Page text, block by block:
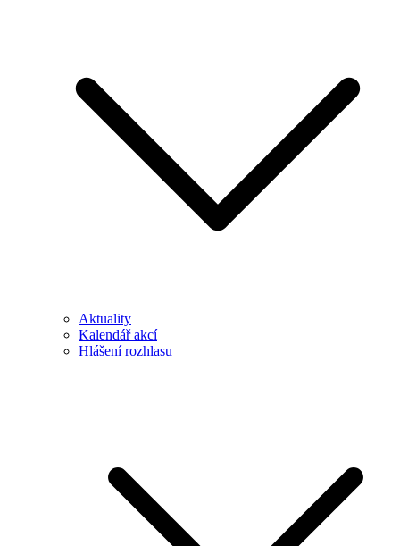
Aktuality
Kalendář akcí
Hlášení rozhlasu